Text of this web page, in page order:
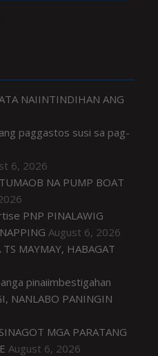
NAIINTINDIHAN ANG
paggastos susi sa pag-
6, 2026
NA PUMP BOAT
PNP PINALAWIG
August 6, 2026
MAYMAY, HABAGAT
pinaiimbestigahan
NANLABO PANINGIN
MGA PARATANG
August 6, 2026